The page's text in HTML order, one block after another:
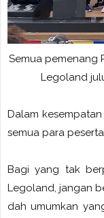
Semua pemenang
Legoland
Dalam
semua para
Bagi yang tak
Legoland, jangan
dah umumkan